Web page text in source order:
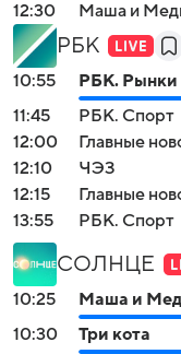
12:30
Маша и
РБК
10:55
РБК. Рынки
11:45
РБК. Спорт
12:00
Главные
12:10
ЧЭЗ
12:15
Главные
13:55
РБК. Спорт
СОЛНЦЕ
10:25
Маша и
10:30
Три кота